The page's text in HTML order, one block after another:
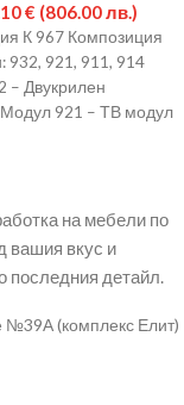
€ (806.00 лв.)
К 967 Композиция
932, 921, 911, 914
– Двукрилен
Модул 921 – ТВ модул
на мебели по
вашия вкус и
последния детайл.
№39А (комплекс Елит)